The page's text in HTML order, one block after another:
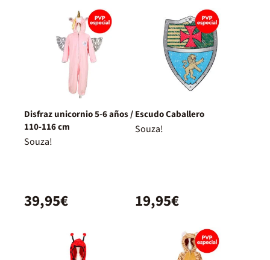
Disfraz unicornio 5-6 años /
110-116 cm
Souza!
39,95€
Escudo Caballero
Souza!
19,95€